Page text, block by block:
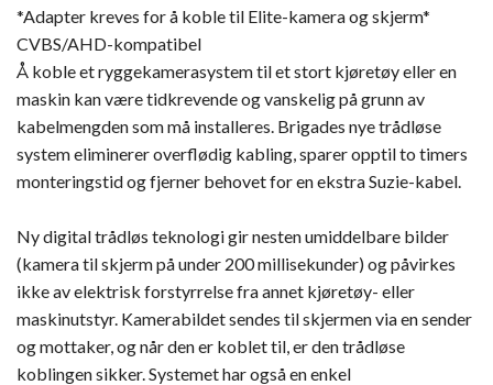
*Adapter kreves for å koble til Elite-kamera og skjerm*
CVBS/AHD-kompatibel
Å koble et ryggekamerasystem til et stort kjøretøy eller en
maskin kan være tidkrevende og vanskelig på grunn av
kabelmengden som må installeres. Brigades nye trådløse
system eliminerer overflødig kabling, sparer opptil to timers
monteringstid og fjerner behovet for en ekstra Suzie-kabel.
Ny digital trådløs teknologi gir nesten umiddelbare bilder
(kamera til skjerm på under 200 millisekunder) og påvirkes
ikke av elektrisk forstyrrelse fra annet kjøretøy- eller
maskinutstyr. Kamerabildet sendes til skjermen via en sender
og mottaker, og når den er koblet til, er den trådløse
koblingen sikker. Systemet har også en enkel